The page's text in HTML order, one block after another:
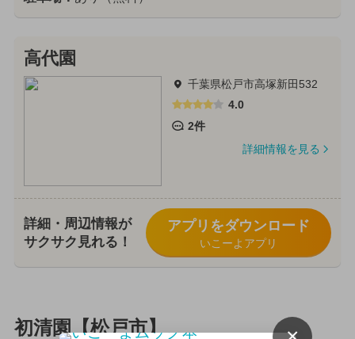
高代園
千葉県松戸市高塚新田532
4.0
2件
詳細情報を見る
詳細・周辺情報が
サクサク見れる！
アプリをダウンロード
いこーよアプリ
初清園【松戸市】